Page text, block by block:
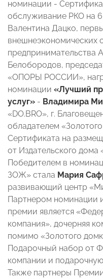
номинации -
обслуживание РКО на 6
Валентина Дацко,
внешнеэкономических
предпринимательства
Белобородов,
«ОПОРЫ РОССИИ»,
номинации «Лучший
услуг» - Владимира
«DO.BRO», г.
обладателем
Сертификата на
от Издательского дома
Победителем в
ЗОЖ» стала Мария
развивающий центр
Партнером номинации
премии является
компания», дочерняя
помимо «Золотого
Подарочный набор от
компании и
Также партнеры